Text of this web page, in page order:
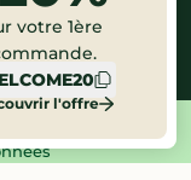
votre 1ère
l'offre